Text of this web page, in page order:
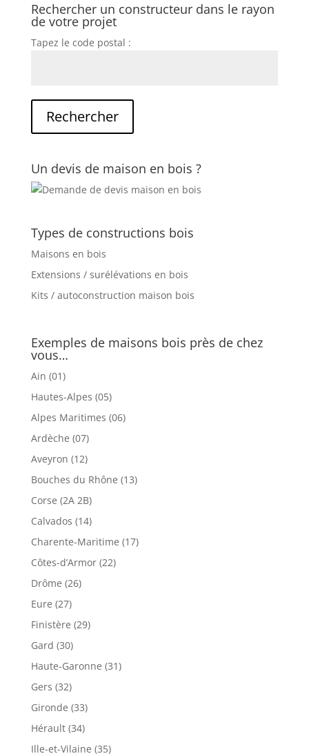
Rechercher un constructeur dans le rayon
de votre projet
Tapez le code postal :
Un devis de maison en bois ?
Types de constructions bois
Maisons en bois
Extensions / surélévations en bois
Kits / autoconstruction maison bois
Exemples de maisons bois près de chez
vous…
Ain (01)
Hautes-Alpes (05)
Alpes Maritimes (06)
Ardèche (07)
Aveyron (12)
Bouches du Rhône (13)
Corse (2A 2B)
Calvados (14)
Charente-Maritime (17)
Côtes-d’Armor (22)
Drôme (26)
Eure (27)
Finistère (29)
Gard (30)
Haute-Garonne (31)
Gers (32)
Gironde (33)
Hérault (34)
Ille-et-Vilaine (35)